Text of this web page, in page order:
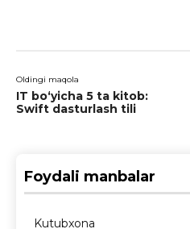
Oldingi maqola
IT bo‘yicha 5 ta kitob:
Swift dasturlash tili
Foydali manbalar
Kutubxona